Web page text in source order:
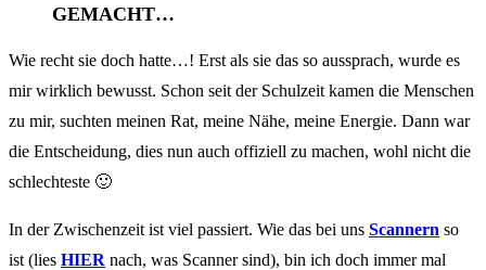
GEMACHT…
Wie recht sie doch hatte…! Erst als sie das so aussprach, wurde es
mir wirklich bewusst. Schon seit der Schulzeit kamen die Menschen
zu mir, suchten meinen Rat, meine Nähe, meine Energie. Dann war
die Entscheidung, dies nun auch offiziell zu machen, wohl nicht die
schlechteste 🙂
In der Zwischenzeit ist viel passiert. Wie das bei uns Scannern so
ist (lies HIER nach, was Scanner sind), bin ich doch immer mal